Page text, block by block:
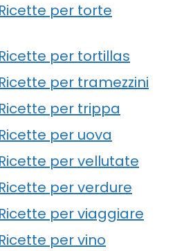
per torte
per tortillas
per tramezzini
per trippa
per uova
per vellutate
per verdure
per viaggiare
per vino